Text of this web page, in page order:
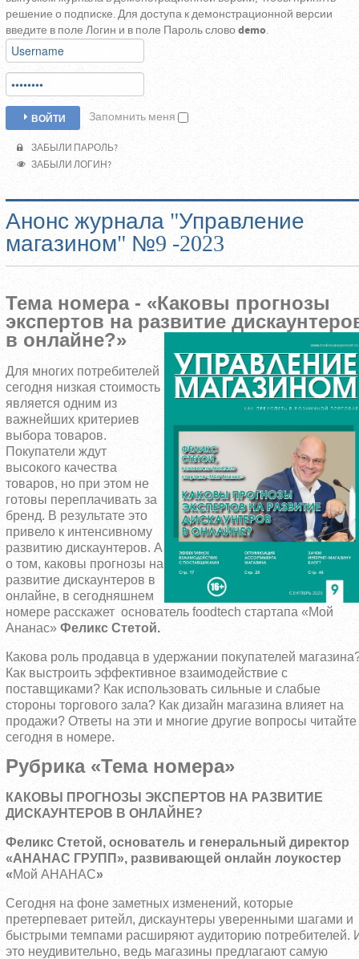
решение о подписке. Для доступа к демонстрационной версии
введите в поле Логин и в поле Пароль словоdemo.
ВОЙТИ Запомнить меня
ЗАБЫЛИ ПАРОЛЬ?
ЗАБЫЛИ ЛОГИН?
Анонс журнала "Управление
магазином" №9 -2023
Тема номера - «Каковы прогнозы
экспертов на развитие
в онлайне?»
Для многих потребителей
сегодня низкая стоимость
является одним из
важнейших критериев
выбора товаров.
Покупатели ждут
высокого качества
товаров, но при этом не
готовы переплачивать за
бренд. В результате это
привело к интенсивному
развитию дискаунтеров. А
о том, каковы прогнозы на
развитие дискаунтеров в
онлайне, в сегодняшнем
номере расскажет основатель foodtech стартапа «Мой
Ананас»Феликс Стетой.
Какова роль продавца в удержании покупателей
Как выстроить эффективное взаимодействие с
поставщиками? Как использовать сильные и слабые
стороны торгового зала? Как дизайн магазина влияет на
продажи? Ответы на эти и многие другие вопросы читайте
сегодня в номере.
Рубрика «Тема номера»
КАКОВЫ ПРОГНОЗЫ ЭКСПЕРТОВ НА РАЗВИТИЕ
ДИСКАУНТЕРОВ В ОНЛАЙНЕ?
Феликс Стетой, основатель и генеральный директор
«АНАНАС ГРУПП», развивающей онлайн лоукостер
«Мой АНАНАС»
Сегодня на фоне заметных изменений, которые
претерпевает ритейл, дискаунтеры уверенными шагами и
быстрыми темпами расширяют аудиторию потребителей.
это неудивительно, ведь магазины предлагают самую